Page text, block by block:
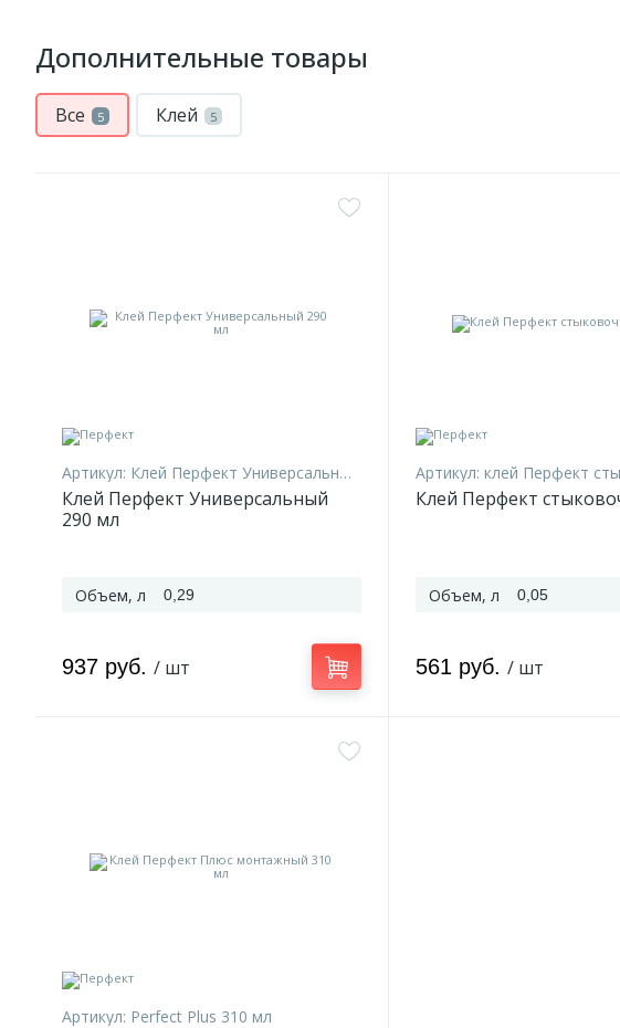
Дополнительные товары
Все 5 Клей 5
Артикул: Клей Перфект Универсальный 290 мл
Клей Перфект Универсальный
290 мл
Объем, л 0,29
937 руб. / шт
Артикул: клей Перфект
Клей Перфект
Объем, л 0,05
561 руб. / шт
Артикул: Perfect Plus 310 мл